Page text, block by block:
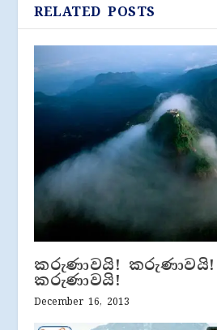
RELATED POSTS
කරුණාවයි! කරුණාවයි!
කරුණාවයි!
December 16, 2013